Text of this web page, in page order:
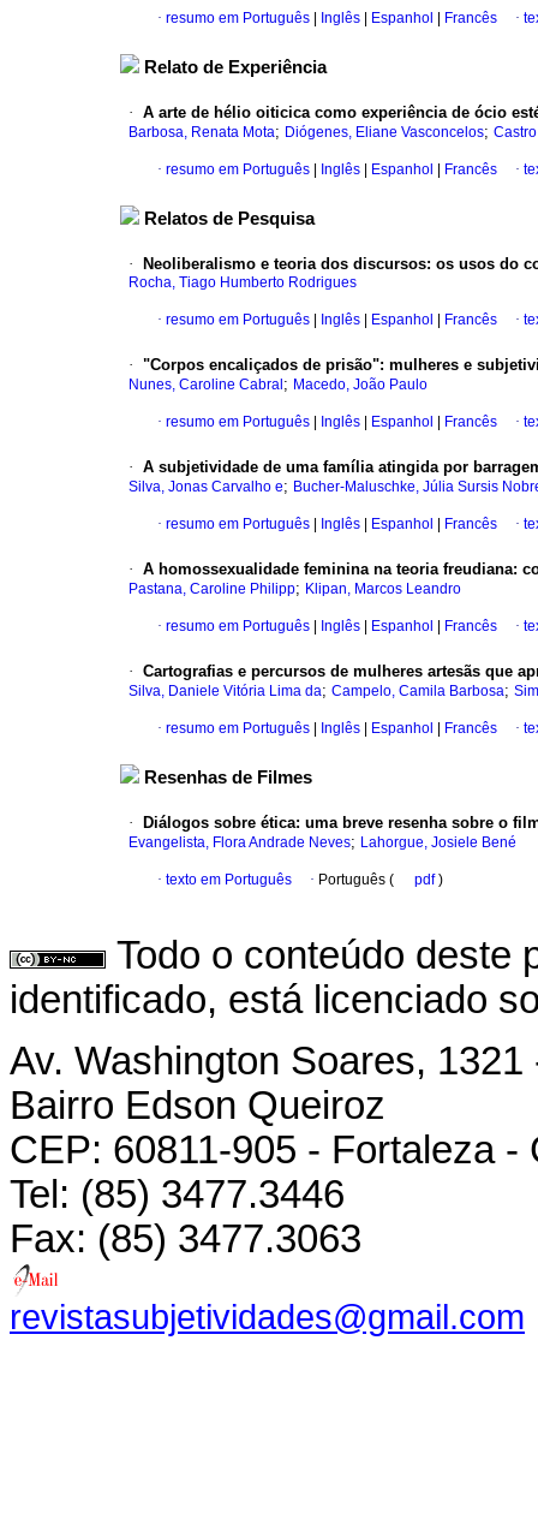
· resumo em Português Inglês Espanhol Francês ·
Relato de Experiência
· A arte de hélio oiticica como experiência de ócio
Barbosa, Renata Mota; Diógenes, Eliane Vasconcelos;
· resumo em Português Inglês Espanhol Francês ·
Relatos de Pesquisa
· Neoliberalismo e teoria dos discursos: os usos do
Rocha, Tiago Humberto Rodrigues
· resumo em Português Inglês Espanhol Francês ·
· "Corpos encaliçados de prisão": mulheres e
Nunes, Caroline Cabral ; Macedo, João Paulo
· resumo em Português Inglês Espanhol Francês ·
· A subjetividade de uma família atingida por
Silva, Jonas Carvalho e; Bucher-Maluschke, Júlia Sursis
· resumo em Português Inglês Espanhol Francês ·
· A homossexualidade feminina na teoria freudiana:
Pastana, Caroline Philipp; Klipan, Marcos Leandro
· resumo em Português Inglês Espanhol Francês ·
· Cartografias e percursos de mulheres artesãs que
Silva, Daniele Vitória Lima da; Campelo, Camila Barbosa;
· resumo em Português Inglês Espanhol Francês ·
Resenhas de Filmes
· Diálogos sobre ética: uma breve resenha sobre o
Evangelista, Flora Andrade Neves; Lahorgue, Josiele Bené
· texto em Português · Português ( pdf)
Todo o conteúdo deste
identificado, está licenciado
Av. Washington Soares,
Bairro Edson Queiroz
CEP: 60811-905 - Fortaleza -
Tel: (85) 3477.3446
Fax: (85) 3477.3063
revistasubjetividades@gmail.com